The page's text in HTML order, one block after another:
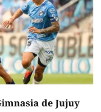
de Jujuy